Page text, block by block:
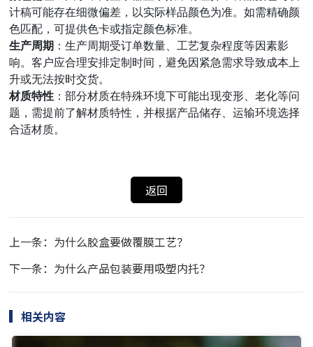
计稿可能存在细微偏差，以实际样品颜色为准。如需精确颜
色匹配，可提供色卡或指定颜色标准。
生产周期 ：生产周期受订单数量、工艺复杂程度等因素影
响。客户应合理安排定制时间，避免因紧急需求导致成本上
升或无法按时交货。
材质特性 ：部分材质在特殊环境下可能出现变形、老化等问
题，需提前了解材质特性，并根据产品储存、运输环境选择
合适材质。
返回
上一条：为什么胶盒要做覆膜工艺？
下一条：为什么产品包装要用吸塑内托？
相关内容